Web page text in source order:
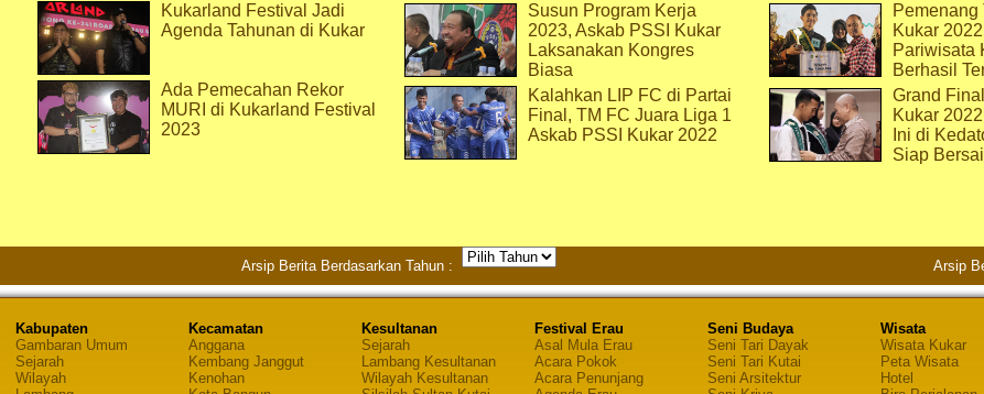
Kukarland Festival Jadi
Agenda Tahunan di Kukar
Ada Pemecahan Rekor
MURI di Kukarland Festival
2023
Susun Program Kerja
2023, Askab PSSI Kukar
Laksanakan Kongres
Biasa
Kalahkan LIP FC di Partai
Final, TM FC Juara Liga 1
Askab PSSI Kukar 2022
Pemenang
Kukar
Pariwisata
Berhasil
Grand
Kukar
Ini di
Siap
Arsip Berita Berdasarkan Tahun : Arsip
Kabupaten
Gambaran Umum
Sejarah
Wilayah
Kecamatan
Anggana
Kembang Janggut
Kenohan
Kesultanan
Sejarah
Lambang Kesultanan
Wilayah Kesultanan
Festival Erau
Asal Mula Erau
Acara Pokok
Acara Penunjang
Seni Budaya
Seni Tari Dayak
Seni Tari Kutai
Seni Arsitektur
Wisata
Wisata Kukar
Peta Wisata
Hotel